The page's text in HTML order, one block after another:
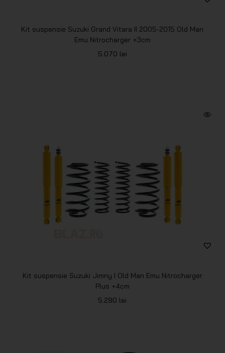
Kit suspensie Suzuki Grand Vitara II 2005-2015 Old Man
Emu Nitrocharger +3cm
5.070 lei
Kit suspensie Suzuki Jimny I Old Man Emu Nitrocharger
Plus +4cm
5.290 lei